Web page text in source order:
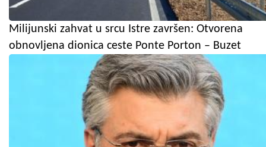
Milijunski zahvat u srcu Istre završen: Otvorena
obnovljena dionica ceste Ponte Porton – Buzet